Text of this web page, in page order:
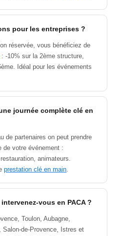
pour les entreprises ?
réservée, vous bénéficiez de
: -10% sur la 2ème structure,
Idéal pour les événements
journée complète clé en
de partenaires on peut prendre
de votre événement :
animateurs.
prestation clé en main.
vous en PACA ?
Toulon, Aubagne,
Salon-de-Provence, Istres et